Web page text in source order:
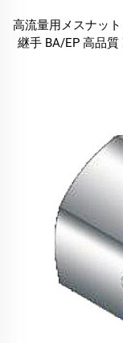
高流量用メスナット
継手 BA/EP 高品